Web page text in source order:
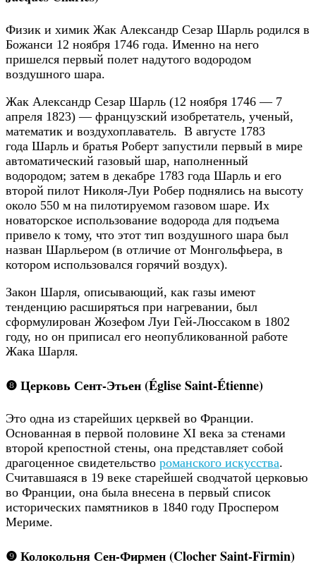
Физик и химик Жак Александр Сезар Шарль родился в
Божанси 12 ноября 1746 года. Именно на него
пришелся первый полет надутого водородом
воздушного шара.
Жак Александр Сезар Шарль (12 ноября 1746 — 7
апреля 1823) — французский изобретатель, ученый,
математик и воздухоплаватель. В августе 1783
года Шарль и братья Роберт запустили первый в мире
автоматический газовый шар, наполненный
водородом; затем в декабре 1783 года Шарль и его
второй пилот Николя-Луи Робер поднялись на высоту
около 550 м на пилотируемом газовом шаре. Их
новаторское использование водорода для подъема
привело к тому, что этот тип воздушного шара был
назван Шарльером (в отличие от Монгольфьера, в
котором использовался горячий воздух).
Закон Шарля, описывающий, как газы имеют
тенденцию расширяться при нагревании, был
сформулирован Жозефом Луи Гей-Люссаком в 1802
году, но он приписал его неопубликованной работе
Жака Шарля.
❽ Церковь Сент-Этьен (Église Saint-Étienne)
Это одна из старейших церквей во Франции.
Основанная в первой половине XI века за стенами
второй крепостной стены, она представляет собой
драгоценное свидетельство романского искусства.
Считавшаяся в 19 веке старейшей сводчатой ​​церковью
во Франции, она была внесена в первый список
исторических памятников в 1840 году Проспером
Мериме.
❾ Колокольня Сен-Фирмен (Clocher Saint-Firmin)